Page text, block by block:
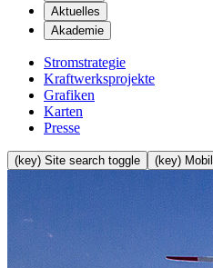
Aktuelles
Akademie
Stromstrategie
Kraftwerksprojekte
Grafiken
Karten
Presse
(key) Site search toggle (key)